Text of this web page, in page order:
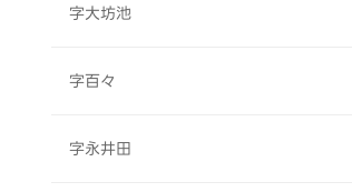
字大坊池
字百々
字永井田